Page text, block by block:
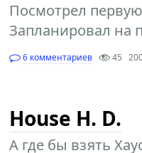
Посмотрел
Запланировал на
6 комментариев 45
House H. D.
А где бы взять